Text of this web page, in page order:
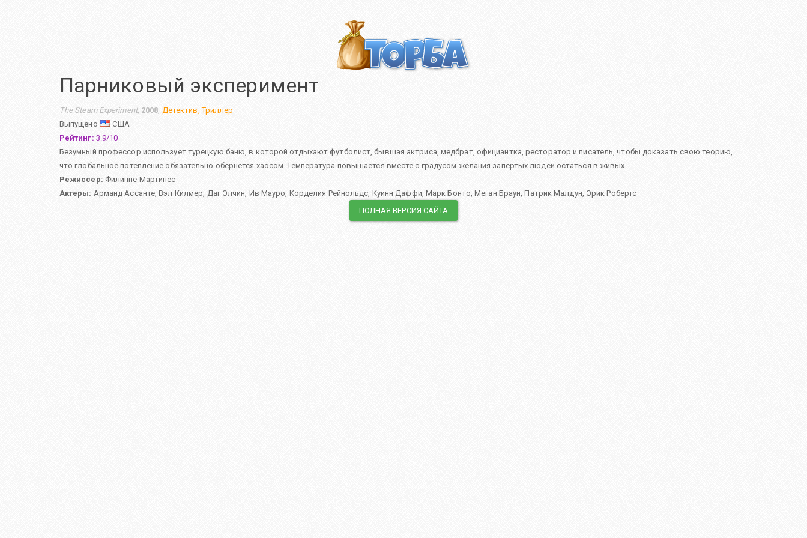
Парниковый эксперимент
The Steam Experiment, 2008, Детектив,Триллер
Выпущено
США
Рейтинг: 3.9/10
Безумный профессор использует турецкую баню, в которой отдыхают футболист, бывшая актриса, медбрат, официантка, ресторатор и писатель, чтобы доказать свою теорию,
что глобальное потепление обязательно обернется хаосом. Температура повышается вместе с градусом желания запертых людей остаться в живых…
Режиссер: Филиппе Мартинес
Актеры: Арманд Ассанте,Вэл Килмер, Даг Элчин, Ив Мауро, Корделия Рейнольдс, Куинн Даффи, Марк Бонто,Меган Браун,Патрик Малдун, Эрик Робертс
ПОЛНАЯ ВЕРСИЯ САЙТА